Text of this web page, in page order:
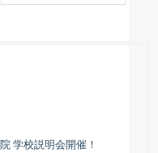
学校説明会開催！